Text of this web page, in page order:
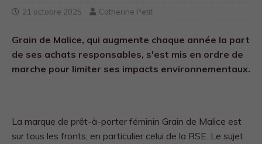
21 octobre 2025 Catherine Petit
Grain de Malice, qui augmente chaque année la part
de ses achats responsables, s'est mis en ordre de
marche pour limiter ses impacts environnementaux.
La marque de prêt-à-porter féminin Grain de Malice est
sur tous les fronts, en particulier celui de la RSE. Le sujet